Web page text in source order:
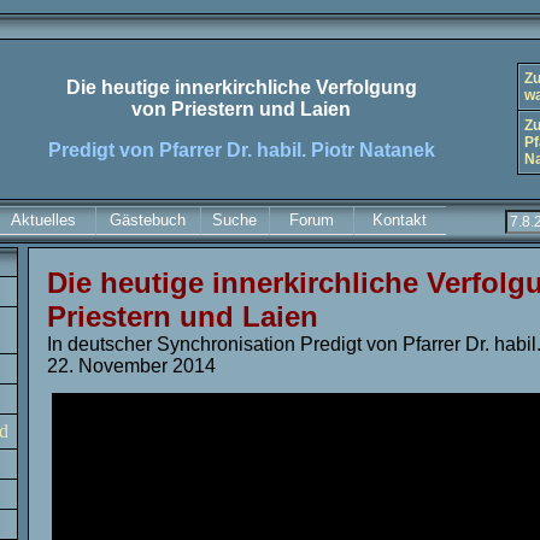
Die heutige innerkirchliche Verfolgung
von Priestern und Laien
Predigt von Pfarrer Dr. habil. Piotr Natanek
Aktuelles Gästebuch Suche Forum Kontakt
Die heutige innerkirchliche
Priestern und Laien
In deutscher Synchronisation Predigt von Pfarrer Dr.
22. November 2014